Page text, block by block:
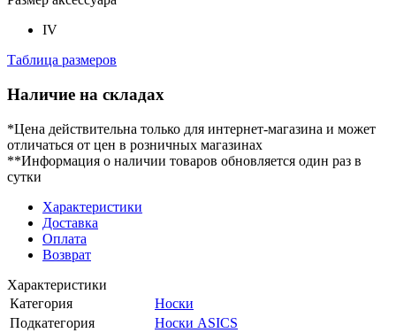
IV
Таблица размеров
Наличие на складах
*Цена действительна только для интернет-магазина и может
отличаться от цен в розничных магазинах
**Информация о наличии товаров обновляется один раз в
сутки
Характеристики
Доставка
Оплата
Возврат
Характеристики
Категория
Носки
Подкатегория
Носки ASICS